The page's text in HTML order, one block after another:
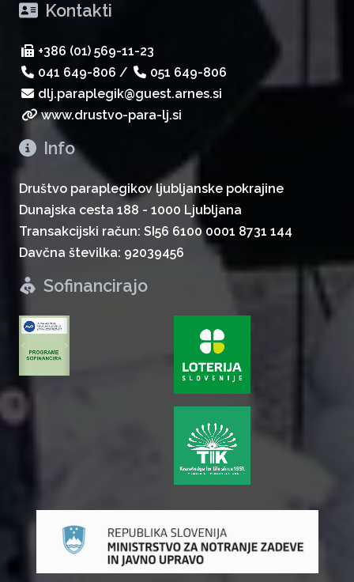
Kontakti
+386 (01) 569-11-23
041 649-806 /
051 649-806
dlj.paraplegik@guest.arnes.si
www.drustvo-para-lj.si
Info
Društvo paraplegikov ljubljanske pokrajine
Dunajska cesta 188 - 1000 Ljubljana
Transakcijski račun: SI56 6100 0001 8731 144
Davčna številka: 92039456
zurück
Sofinancirajo